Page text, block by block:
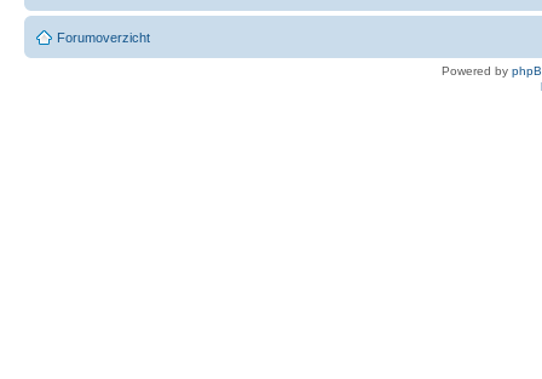
Forumoverzicht
Powered by